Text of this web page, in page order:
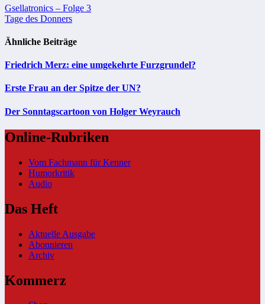
Beitragsnavigation
Gsellatronics ‒ Folge 3
Tage des Donners
Ähnliche Beiträge
Friedrich Merz: eine umgekehrte Furzgrundel?
Erste Frau an der Spitze der UN?
Der Sonntagscartoon von Holger Weyrauch
Online-Rubriken
Vom Fachmann für Kenner
Humorkritik
Audio
Das Heft
Aktuelle Ausgabe
Abonnieren
Archiv
Kommerz